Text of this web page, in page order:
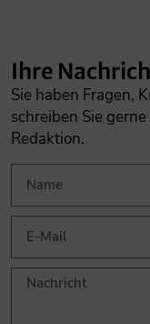
Ihre
Sie haben Fragen,
schreiben Sie
Redaktion.